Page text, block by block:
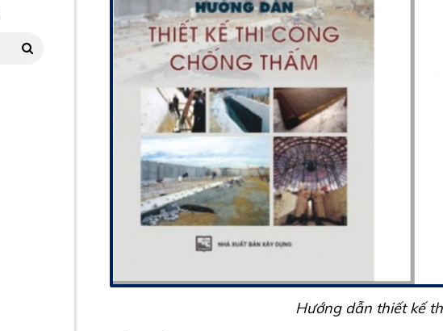
Hướng dẫn thiết kế